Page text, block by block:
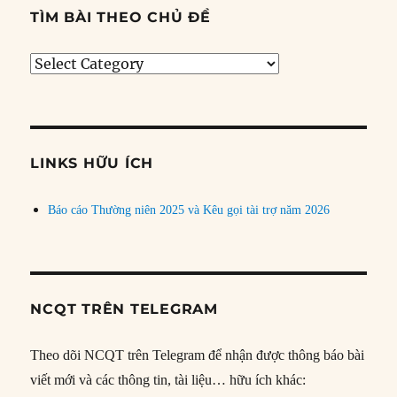
TÌM BÀI THEO CHỦ ĐỀ
Tìm
đề
LINKS HỮU ÍCH
Báo cáo Thường niên 2025 và Kêu gọi tài trợ năm 2026
NCQT TRÊN TELEGRAM
Theo dõi NCQT trên Telegram để nhận được thông báo bài
viết mới và các thông tin, tài liệu… hữu ích khác: